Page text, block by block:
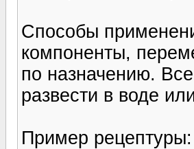
Способы
компоненты,
по назначению.
развести в воде
Пример рецептуры: